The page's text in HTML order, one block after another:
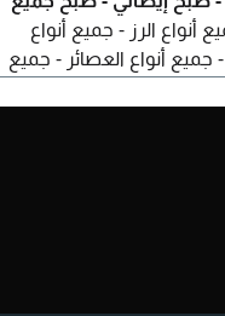
أنواع الرز - جميع أنواع
جميع أنواع العصائر - جميع